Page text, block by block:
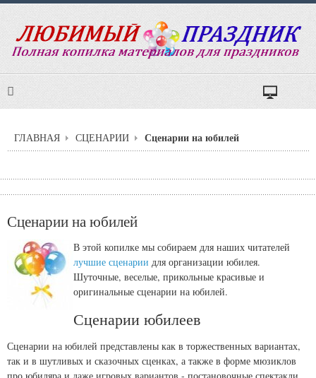
ГЛАВНАЯ СЦЕНАРИИ Сценарии на юбилей
Сценарии на юбилей
В этой копилке мы собираем для наших читателей
лучшие сценарии для организации юбилея.
Шуточные, веселые, прикольные красивые и
оригинальные сценарии на юбилей.
Сценарии юбилеев
Сценарии на юбилей представлены как в торжественных вариантах,
так и в шутливых и сказочных сценках, а также в форме мюзиклов